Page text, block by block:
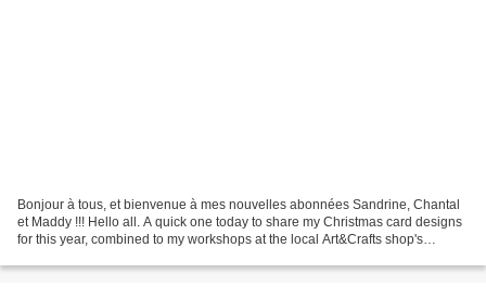
Bonjour à tous, et bienvenue à mes nouvelles abonnées Sandrine, Chantal
et Maddy !!! Hello all. A quick one today to share my Christmas card designs
for this year, combined to my workshops at the local Art&Crafts shop's